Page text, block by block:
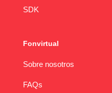
SDK
Fonvirtual
Sobre nosotros
FAQs